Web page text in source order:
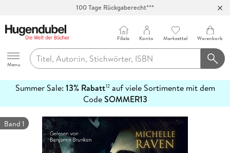
100 Tage Rückgaberecht***
Hugendubel
Menu
Filiale Konto Merkzettel Warenkorb
Summer Sale: 13% Rabatt12auf viele Sortimente mit dem
CodeSOMMER13
erfahren
Band 1